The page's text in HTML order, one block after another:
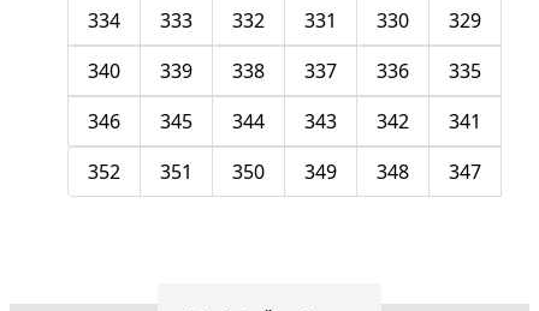
329
330
331
332
333
334
335
336
337
338
339
340
341
342
343
344
345
346
347
348
349
350
351
352